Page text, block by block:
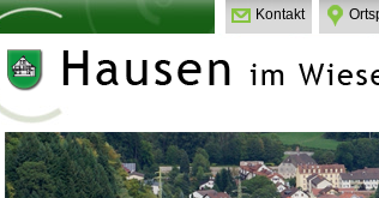
Kontakt